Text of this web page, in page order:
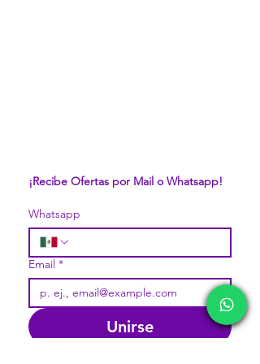
¡Recibe Ofertas por Mail o Whatsapp!
Whatsapp
Email *
Unirse